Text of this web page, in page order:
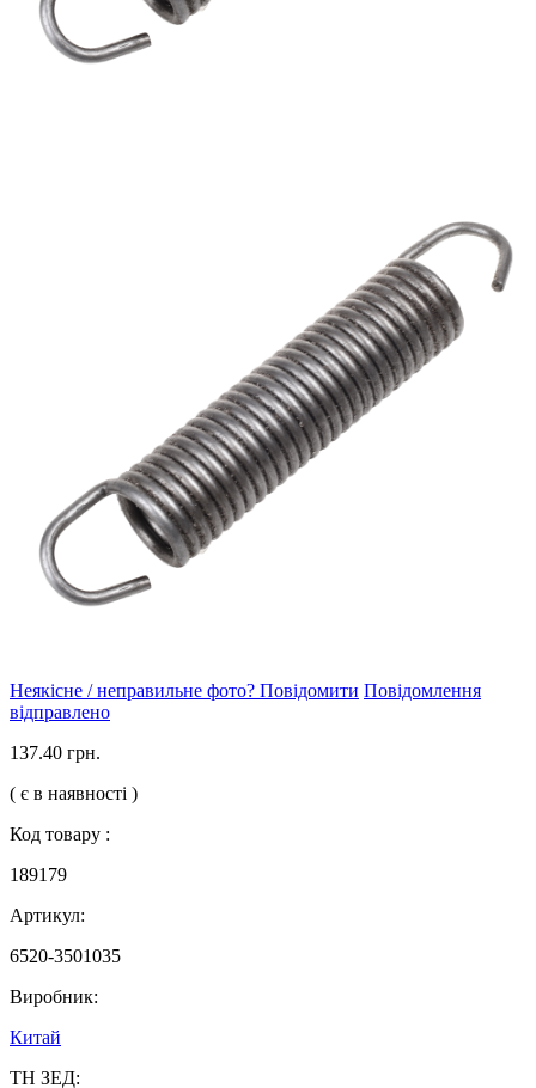
Неякісне / неправильне фото? Повідомити Повідомлення
відправлено
137.40 грн.
( є в наявності )
Код товару :
189179
Артикул:
6520-3501035
Виробник:
Китай
ТН ЗЕД: